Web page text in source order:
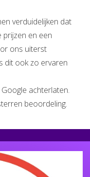
verduidelijken dat
prijzen en een
ons uiterst
dit ook zo ervaren
achterlaten.
beoordeling.